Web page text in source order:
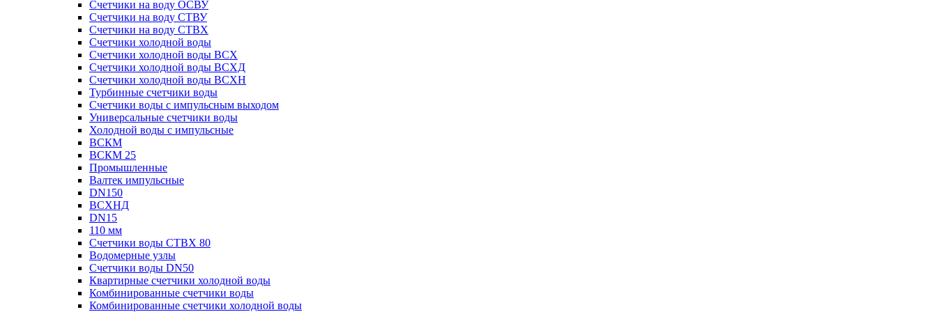
Счетчики на воду ОСВУ
Счетчики на воду СТВУ
Счетчики на воду СТВХ
Счетчики холодной воды
Счетчики холодной воды ВСХ
Счетчики холодной воды ВСХД
Счетчики холодной воды ВСХН
Турбинные счетчики воды
Счетчики воды с импульсным выходом
Универсальные счетчики воды
Холодной воды с импульсные
ВСКМ
ВСКМ 25
Промышленные
Валтек импульсные
DN150
ВСХНД
DN15
110 мм
Счетчики воды СТВХ 80
Водомерные узлы
Счетчики воды DN50
Квартирные счетчики холодной воды
Комбинированные счетчики воды
Комбинированные счетчики холодной воды